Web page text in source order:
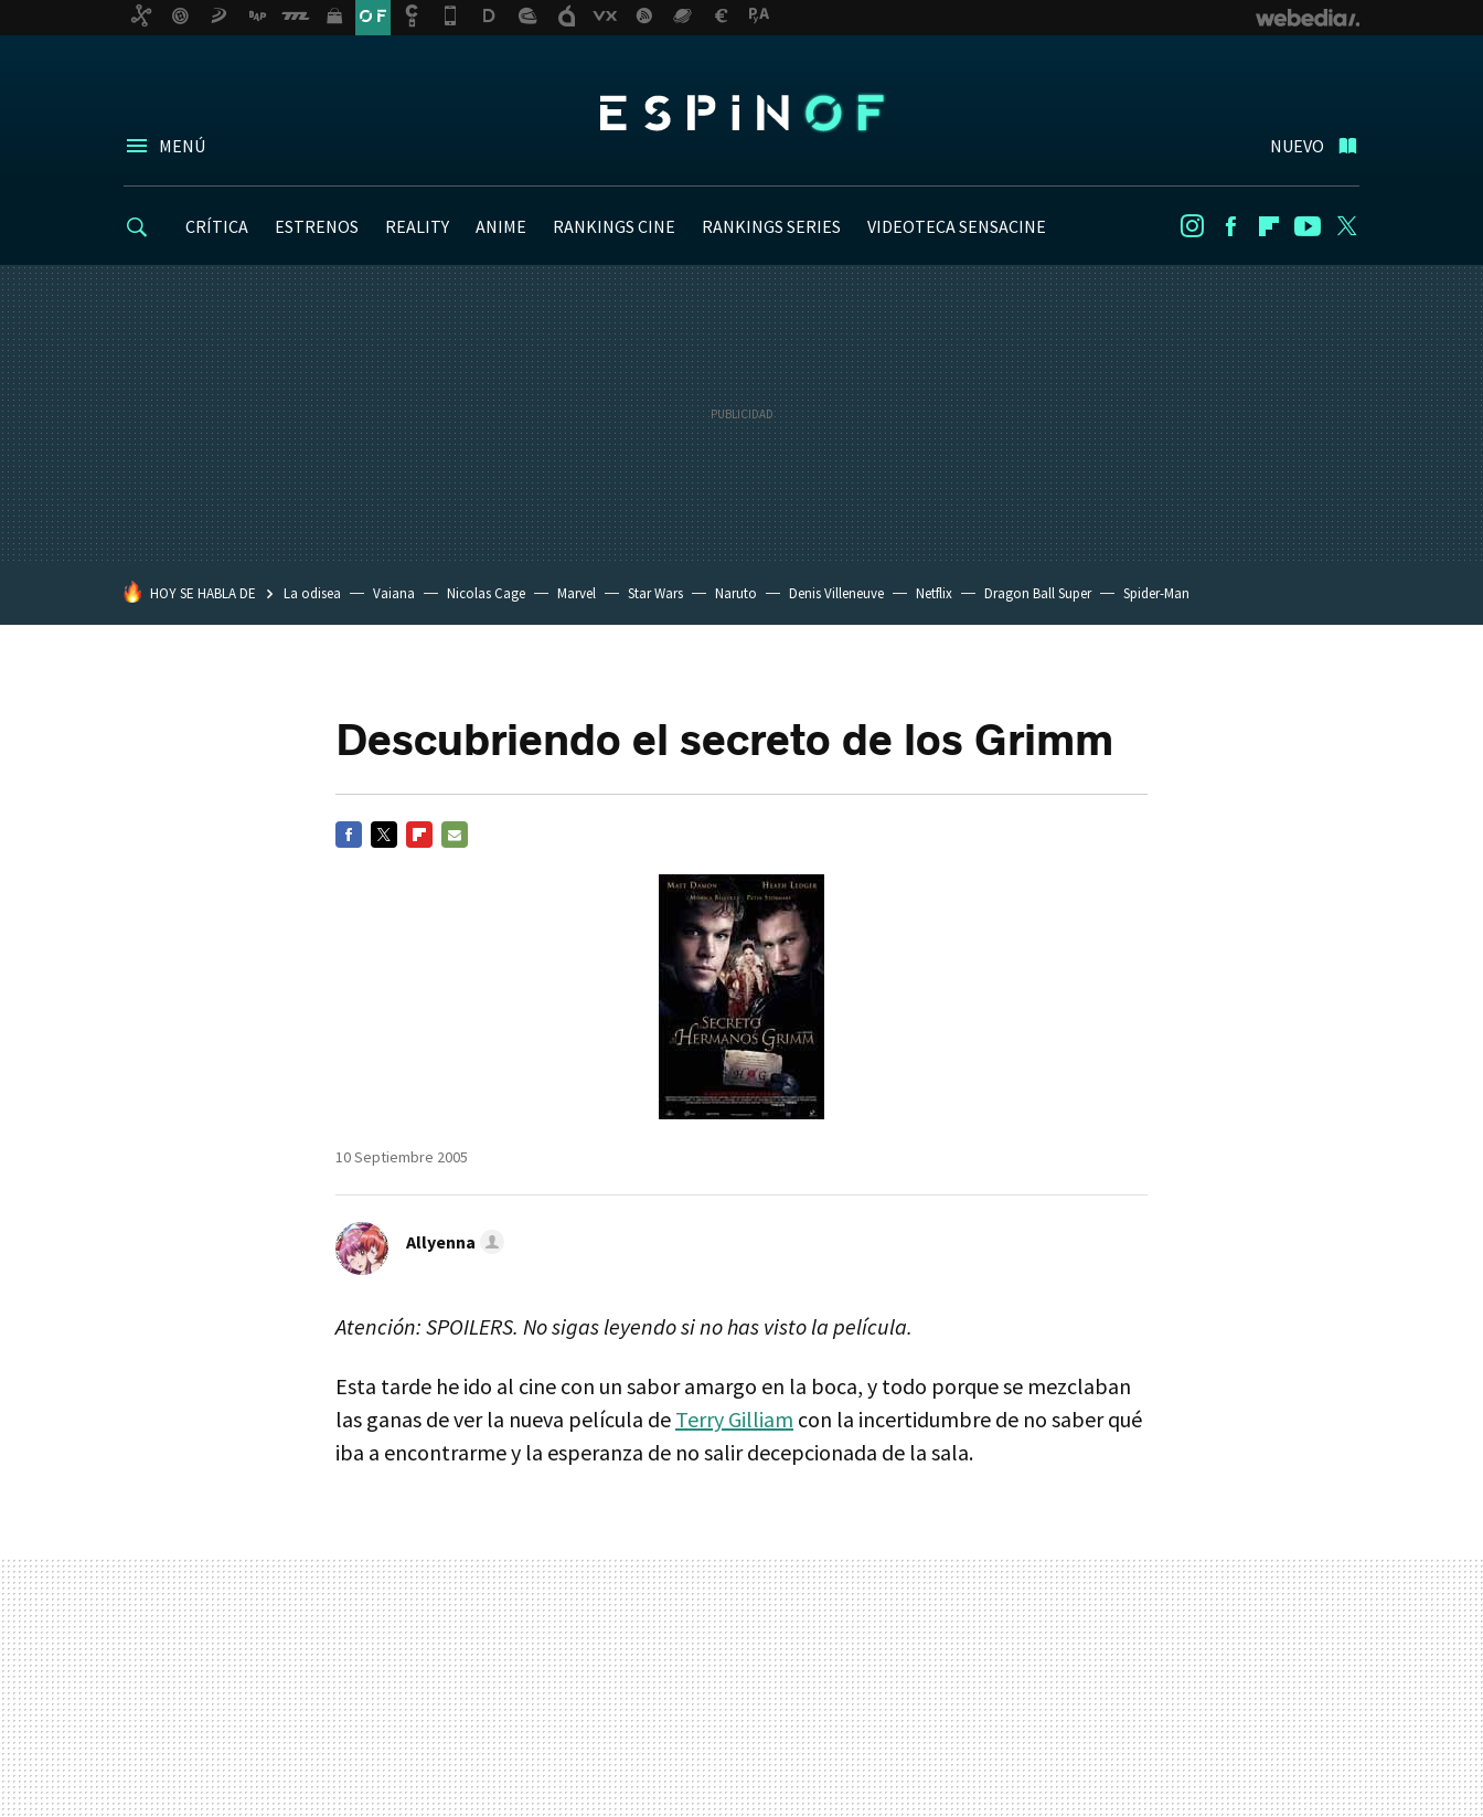
MENÚ NUEVO
CRÍTICA ESTRENOS REALITY ANIME RANKINGS CINE RANKINGS SERIES VIDEOTECA SENSACINE InstagramFacebookFlipboard
Youtube
HOY SE HABLA DE La odisea Vaiana Nicolas Cage Marvel Star Wars Naruto Denis Villeneuve Netflix Dragon Ball Super Spider-Man
Descubriendo el secreto de los Grimm
10 Septiembre 2005
Allyenna
Atención: SPOILERS. No sigas leyendo si no has visto la película.
Esta tarde he ido al cine con un sabor amargo en la boca, y todo porque se mezclaban
las ganas de ver la nueva película de Terry Gilliam con la incertidumbre de no saber qué
iba a encontrarme y la esperanza de no salir decepcionada de la sala.